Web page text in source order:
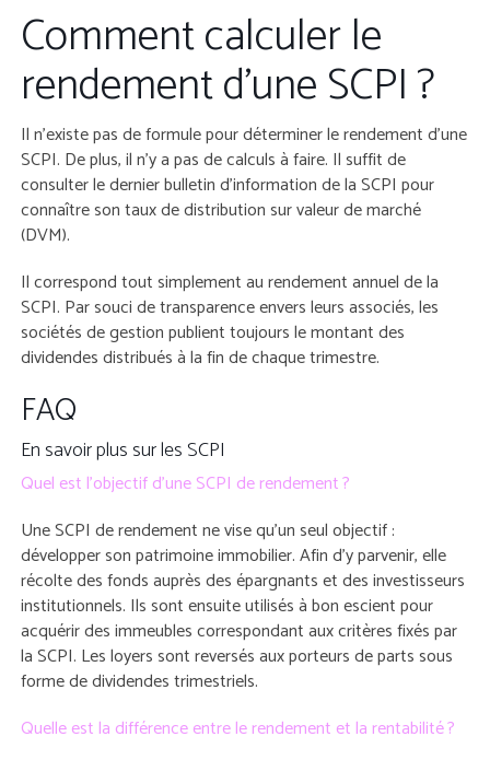
Comment calculer le
rendement d’une SCPI ?
Il n’existe pas de formule pour déterminer le rendement d’une
SCPI. De plus, il n’y a pas de calculs à faire. Il suffit de
consulter le dernier bulletin d’information de la SCPI pour
connaître son taux de distribution sur valeur de marché
(DVM).
Il correspond tout simplement au rendement annuel de la
SCPI. Par souci de transparence envers leurs associés, les
sociétés de gestion publient toujours le montant des
dividendes distribués à la fin de chaque trimestre.
FAQ
En savoir plus sur les SCPI
Quel est l’objectif d’une SCPI de rendement ?
Une SCPI de rendement ne vise qu’un seul objectif :
développer son patrimoine immobilier. Afin d’y parvenir, elle
récolte des fonds auprès des épargnants et des investisseurs
institutionnels. Ils sont ensuite utilisés à bon escient pour
acquérir des immeubles correspondant aux critères fixés par
la SCPI. Les loyers sont reversés aux porteurs de parts sous
forme de dividendes trimestriels.
Quelle est la différence entre le rendement et la rentabilité ?